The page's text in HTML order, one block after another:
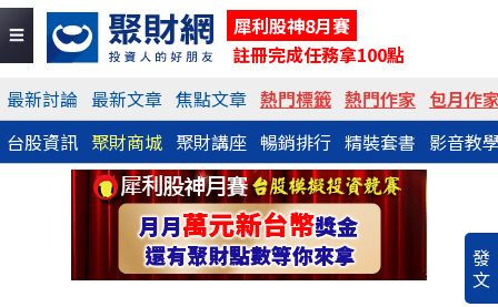
犀利股神8月賽
註冊完成任務拿100點
最新討論 最新文章 焦點文章 熱門標籤 熱門作家 包月作
台股資訊 聚財商城 聚財講座 暢銷排行 精裝套書 影音教
發
文